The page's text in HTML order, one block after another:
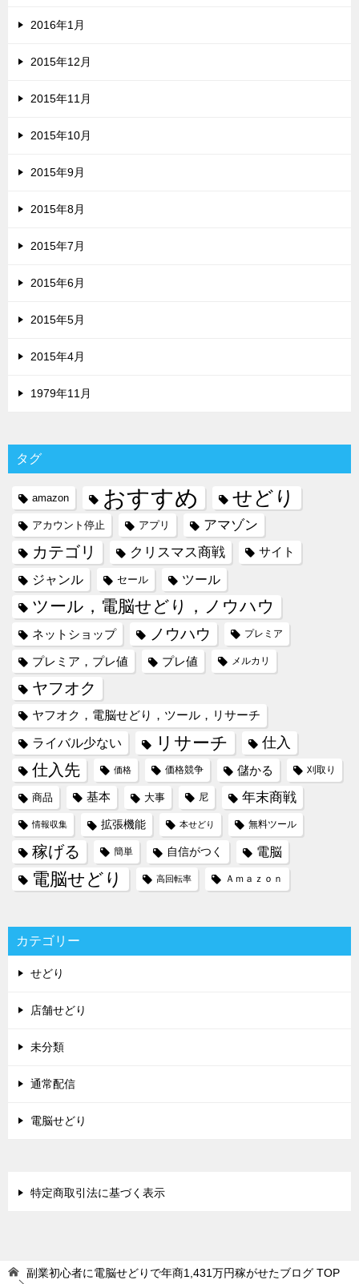
2016年1月
2015年12月
2015年11月
2015年10月
2015年9月
2015年8月
2015年7月
2015年6月
2015年5月
2015年4月
1979年11月
タグ
amazon おすすめ せどり
アカウント停止 アプリ アマゾン
カテゴリ クリスマス商戦 サイト
ジャンル セール ツール
ツール，電脳せどり，ノウハウ
ネットショップ ノウハウ プレミア
プレミア，プレ値 プレ値 メルカリ
ヤフオク
ヤフオク，電脳せどり，ツール，リサーチ
ライバル少ない リサーチ 仕入
仕入先 価格 価格競争 儲かる 刈取り
商品 基本 大事 尼 年末商戦
情報収集 拡張機能 本せどり 無料ツール
稼げる 簡単 自信がつく 電脳
電脳せどり 高回転率 Ａｍａｚｏｎ
カテゴリー
せどり
店舗せどり
未分類
通常配信
電脳せどり
特定商取引法に基づく表示
副業初心者に電脳せどりで年商1,431万円稼がせたブログ TOP